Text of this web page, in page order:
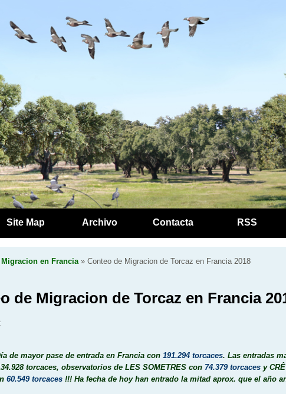
Site Map Archivo Contacta RSS
en Francia» Conteo de Migracion de Torcaz en Francia 2018
de Migracion de Torcaz en Francia
de mayor pase de entrada en Francia con191.294torcaces. Las entradas
torcaces, observatorios de LES SOMETRES con 74.379 torcaces y
60.549 torcaces !!!Ha fecha de hoy han entrado la mitad aprox. que el año